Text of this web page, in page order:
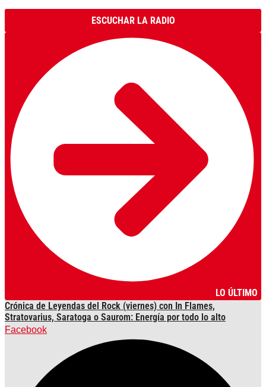
ESCUCHAR LA RADIO
LO ÚLTIMO
Crónica de Leyendas del Rock (viernes) con In Flames,
Stratovarius, Saratoga o Saurom: Energía por todo lo alto
Facebook